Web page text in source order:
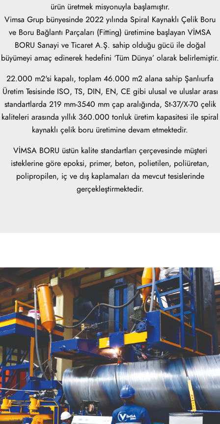
ürün üretmek misyonuyla başlamıştır.
Vimsa Grup bünyesinde 2022 yılında Spiral Kaynaklı Çelik Boru
ve Boru Bağlantı Parçaları (Fitting) üretimine başlayan VİMSA
BORU Sanayi ve Ticaret A.Ş. sahip olduğu gücü ile doğal
büyümeyi amaç edinerek hedefini ‘Tüm Dünya’ olarak belirlemiştir.
22.000 m2'si kapalı, toplam 46.000 m2 alana sahip Şanlıurfa
Üretim Tesisinde ISO, TS, DIN, EN, CE gibi ulusal ve uluslar arası
standartlarda 219 mm-3540 mm çap aralığında, St-37/X-70 çelik
kaliteleri arasında yıllık 360.000 tonluk üretim kapasitesi ile spiral
kaynaklı çelik boru üretimine devam etmektedir.
VİMSA BORU üstün kalite standartları çerçevesinde müşteri
isteklerine göre epoksi, primer, beton, polietilen, poliüretan,
polipropilen, iç ve dış kaplamaları da mevcut tesislerinde
gerçekleştirmektedir.